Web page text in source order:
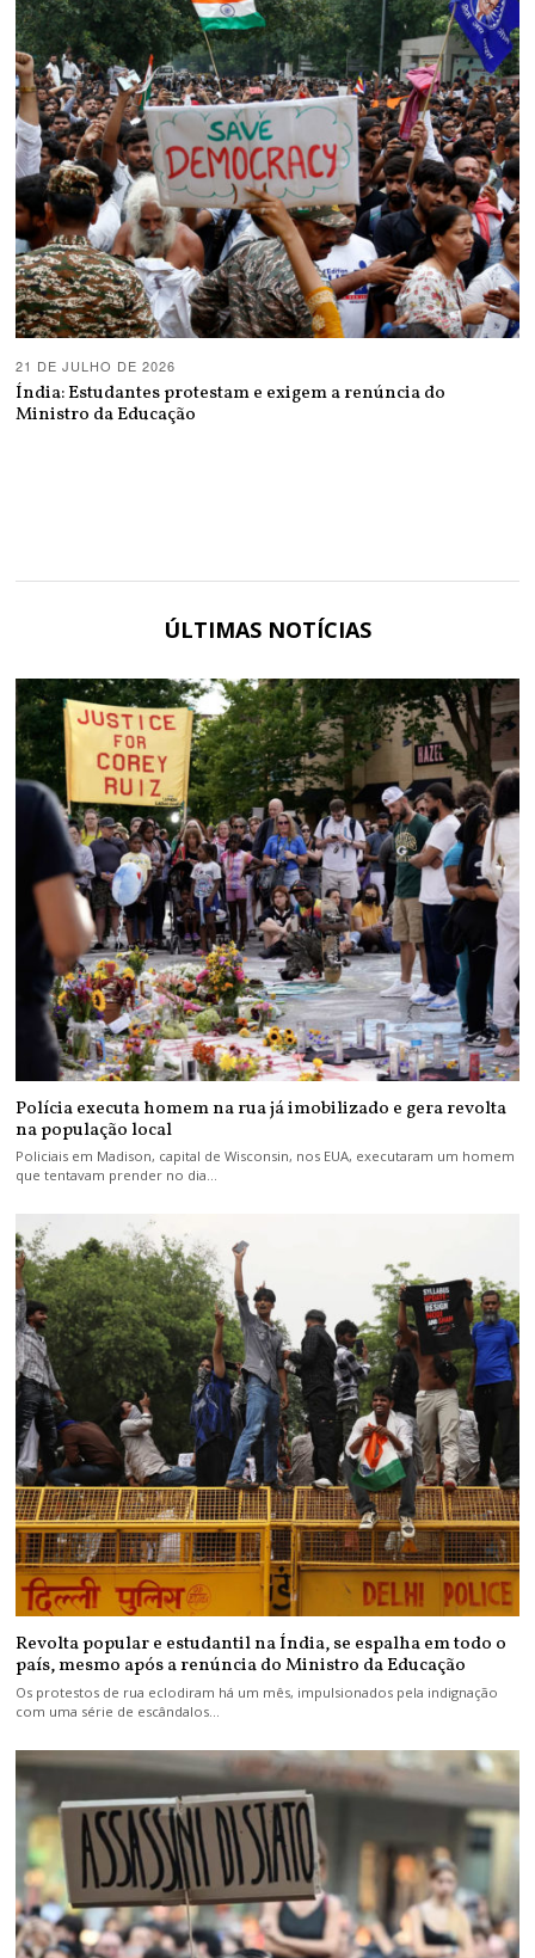
21 DE JULHO DE 2026
Índia: Estudantes protestam e exigem a renúncia do
Ministro da Educação
ÚLTIMAS NOTÍCIAS
Polícia executa homem na rua já imobilizado e gera revolta
na população local
Policiais em Madison, capital de Wisconsin, nos EUA, executaram um homem
que tentavam prender no dia…
Revolta popular e estudantil na Índia, se espalha em todo o
país, mesmo após a renúncia do Ministro da Educação
Os protestos de rua eclodiram há um mês, impulsionados pela indignação
com uma série de escândalos…